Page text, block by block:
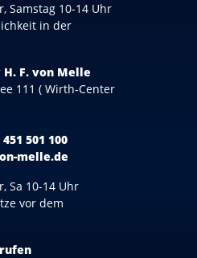
Samstag 10-14 Uhr
in der
F. von Melle
111 ( Wirth-Center
501 100
melle.de
Sa 10-14 Uhr
vor dem